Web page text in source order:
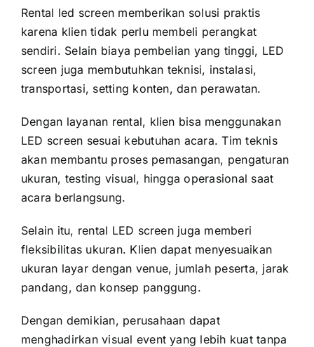
Rental led screen memberikan solusi praktis
karena klien tidak perlu membeli perangkat
sendiri. Selain biaya pembelian yang tinggi, LED
screen juga membutuhkan teknisi, instalasi,
transportasi, setting konten, dan perawatan.
Dengan layanan rental, klien bisa menggunakan
LED screen sesuai kebutuhan acara. Tim teknis
akan membantu proses pemasangan, pengaturan
ukuran, testing visual, hingga operasional saat
acara berlangsung.
Selain itu, rental LED screen juga memberi
fleksibilitas ukuran. Klien dapat menyesuaikan
ukuran layar dengan venue, jumlah peserta, jarak
pandang, dan konsep panggung.
Dengan demikian, perusahaan dapat
menghadirkan visual event yang lebih kuat tanpa